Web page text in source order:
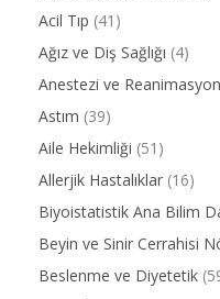
Acil Tıp (41)
Ağız ve Diş Sağlığı (4)
Anestezi ve Reanimasyon
Astım (39)
Aile Hekimliği (51)
Allerjik Hastalıklar (16)
Biyoistatistik Ana Bilim
Beyin ve Sinir Cerrahisi
Beslenme ve Diyetetik